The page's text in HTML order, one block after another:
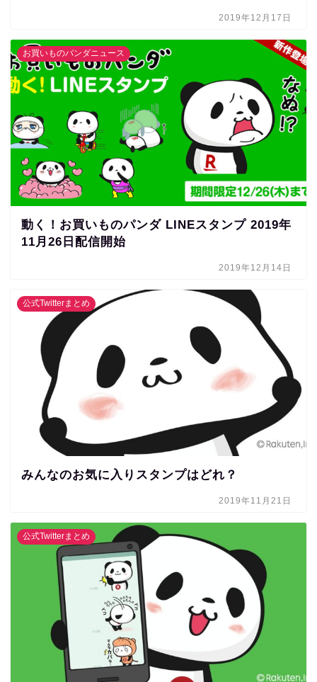
2019年12月17日
お買いものパンダニュース
動く！お買いものパンダ LINEスタンプ 2019年
11月26日配信開始
2019年12月14日
公式Twitterまとめ
みんなのお気に入りスタンプはどれ？
2019年11月21日
公式Twitterまとめ